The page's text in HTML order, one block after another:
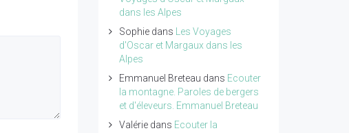
dans les Alpes
Sophiedans
Les Voyages
d'Oscar et Margaux dans les
Alpes
Emmanuel Breteau dans Ecouter
la montagne. Paroles de bergers
et d'éleveurs. Emmanuel Breteau
Valériedans Ecouter la